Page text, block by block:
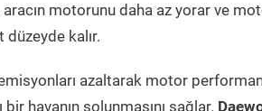
motorunu daha az yorar ve
kalır.
azaltarak motor
havanın solunmasını sağlar.